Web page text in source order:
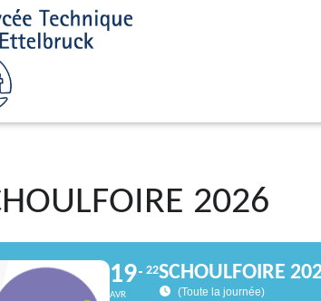
2026
19
AVR
22SCHOULFOIRE
(Toute la journée)